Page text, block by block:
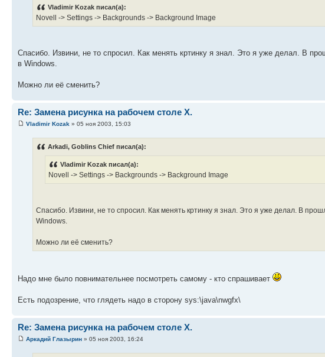
Vladimir Kozak писал(а):
Novell -> Settings -> Backgrounds -> Background Image
Спасибо. Извини, не то спросил. Как менять кртинку я знал. Это я уже делал. В
в Windows.
Можно ли её сменить?
Re: Замена рисунка на рабочем столе X.
Vladimir Kozak » 05 ноя 2003, 15:03
Arkadi, Goblins Chief писал(а):
Vladimir Kozak писал(а):
Novell -> Settings -> Backgrounds -> Background Image
Спасибо. Извини, не то спросил. Как менять кртинку я знал. Это я уже делал. В
Windows.
Можно ли её сменить?
Надо мне было повнимательнее посмотреть самому - кто спрашивает
Есть подозрение, что глядеть надо в сторону sys:\java\nwgfx\
Re: Замена рисунка на рабочем столе X.
Аркадий Глазырин » 05 ноя 2003, 16:24